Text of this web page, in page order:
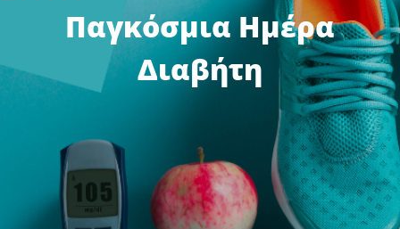
Παγκόσμια Ημέρα
Διαβήτη